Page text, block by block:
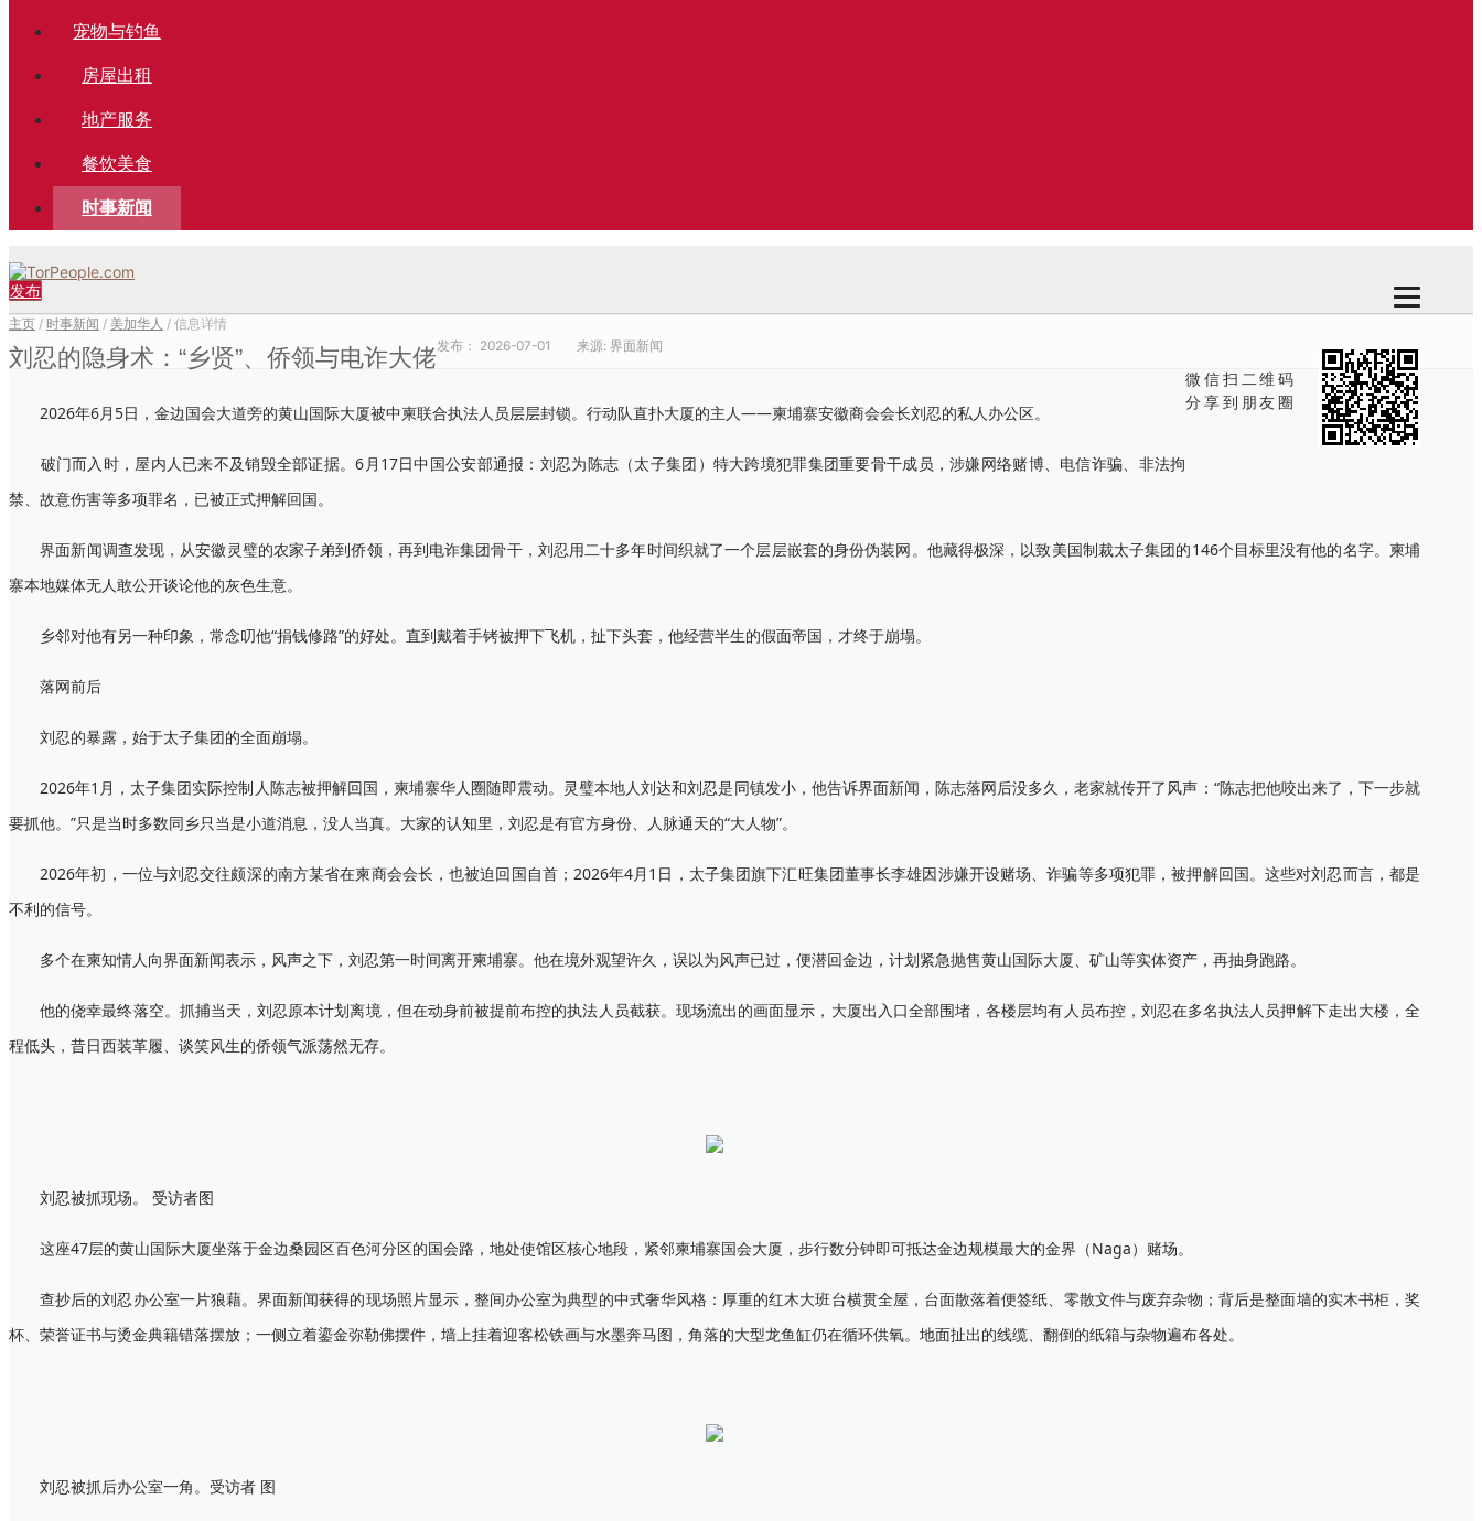
宠物与钓鱼
房屋出租
地产服务
餐饮美食
时事新闻
发布
主页 / 时事新闻 / 美加华人 / 信息详情
刘忍的隐身术：“乡贤”、侨领与电诈大佬发布： 2026-07-01 来源: 界面新闻
微信扫二维码
分享到朋友圈
2026年6月5日，金边国会大道旁的黄山国际大厦被中柬联合执法人员层层封锁。行动队直扑大厦的主人——柬埔寨安徽商会会长刘忍的私人办公区。
破门而入时，屋内人已来不及销毁全部证据。6月17日中国公安部通报：刘忍为陈志（太子集团）特大跨境犯罪集团重要骨干成员，涉嫌网络赌博、电信诈骗、非法拘
禁、故意伤害等多项罪名，已被正式押解回国。
界面新闻调查发现，从安徽灵璧的农家子弟到侨领，再到电诈集团骨干，刘忍用二十多年时间织就了一个层层嵌套的身份伪装网。他藏得极深，以致美国制裁太子集团的146个目标里没有他的名字。柬埔
寨本地媒体无人敢公开谈论他的灰色生意。
乡邻对他有另一种印象，常念叨他“捐钱修路”的好处。直到戴着手铐被押下飞机，扯下头套，他经营半生的假面帝国，才终于崩塌。
落网前后
刘忍的暴露，始于太子集团的全面崩塌。
2026年1月，太子集团实际控制人陈志被押解回国，柬埔寨华人圈随即震动。灵璧本地人刘达和刘忍是同镇发小，他告诉界面新闻，陈志落网后没多久，老家就传开了风声：“陈志把他咬出来了，下一步就
要抓他。”只是当时多数同乡只当是小道消息，没人当真。大家的认知里，刘忍是有官方身份、人脉通天的“大人物”。
2026年初，一位与刘忍交往颇深的南方某省在柬商会会长，也被迫回国自首；2026年4月1日，太子集团旗下汇旺集团董事长李雄因涉嫌开设赌场、诈骗等多项犯罪，被押解回国。这些对刘忍而言，都是
不利的信号。
多个在柬知情人向界面新闻表示，风声之下，刘忍第一时间离开柬埔寨。他在境外观望许久，误以为风声已过，便潜回金边，计划紧急抛售黄山国际大厦、矿山等实体资产，再抽身跑路。
他的侥幸最终落空。抓捕当天，刘忍原本计划离境，但在动身前被提前布控的执法人员截获。现场流出的画面显示，大厦出入口全部围堵，各楼层均有人员布控，刘忍在多名执法人员押解下走出大楼，全
程低头，昔日西装革履、谈笑风生的侨领气派荡然无存。
刘忍被抓现场。 受访者图
这座47层的黄山国际大厦坐落于金边桑园区百色河分区的国会路，地处使馆区核心地段，紧邻柬埔寨国会大厦，步行数分钟即可抵达金边规模最大的金界（Naga）赌场。
查抄后的刘忍办公室一片狼藉。界面新闻获得的现场照片显示，整间办公室为典型的中式奢华风格：厚重的红木大班台横贯全屋，台面散落着便签纸、零散文件与废弃杂物；背后是整面墙的实木书柜，奖
杯、荣誉证书与烫金典籍错落摆放；一侧立着鎏金弥勒佛摆件，墙上挂着迎客松铁画与水墨奔马图，角落的大型龙鱼缸仍在循环供氧。地面扯出的线缆、翻倒的纸箱与杂物遍布各处。
刘忍被抓后办公室一角。受访者 图